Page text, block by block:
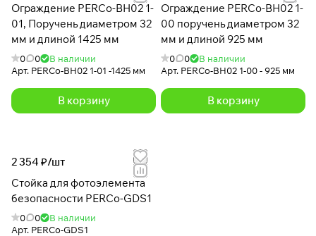
Ограждение PERCo-BH02 1-
01, Поручень диаметром 32
мм и длиной 1425 мм
0 0
В наличии
Арт. PERCo-BH02 1-01 -1425 мм
В корзину
Ограждение PERCo-BH02 1-
00 поручень диаметром 32
мм и длиной 925 мм
0 0
В наличии
Арт. PERCo-BH02 1-00 - 925 мм
В корзину
2 354 ₽/шт
Стойка для фотоэлемента
безопасности PERCo-GDS1
0 0
В наличии
Арт. PERCo-GDS1